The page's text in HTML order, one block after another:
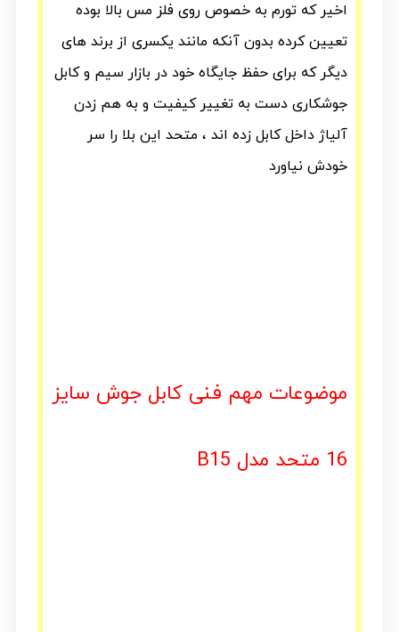
اخیر که تورم به خصوص روی فلز مس بالا بوده
تعیین کرده بدون آنکه مانند یکسری از برند های
دیگر که برای حفظ جایگاه خود در بازار سیم و کابل
جوشکاری دست به تغییر کیفیت و به هم زدن
آلیاژ داخل کابل زده اند ، متحد این بلا را سر
خودش نیاورد
موضوعات مهم فنی کابل جوش سایز
16 متحد مدل B15